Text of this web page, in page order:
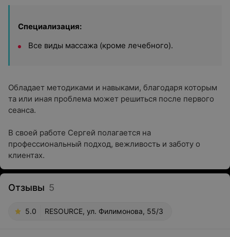
Специализация:
Все виды массажа (кроме лечебного).
Обладает методиками и навыками, благодаря которым
та или иная проблема может решиться после первого
сеанса.
В своей работе Сергей полагается на
профессиональный подход, вежливость и заботу о
клиентах.
Отзывы 5
5.0 RESOURCE, ул. Филимонова, 55/3